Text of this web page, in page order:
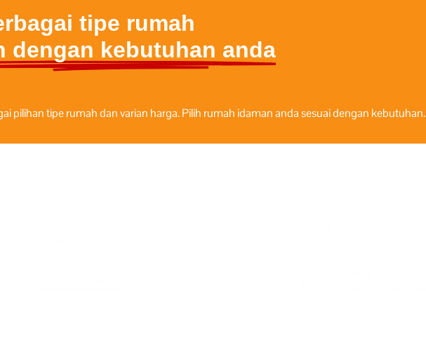
tipe rumah
dengan kebutuhan anda
pilihan tipe rumah dan varian harga. Pilih rumah idaman anda sesuai dengan kebutuhan.